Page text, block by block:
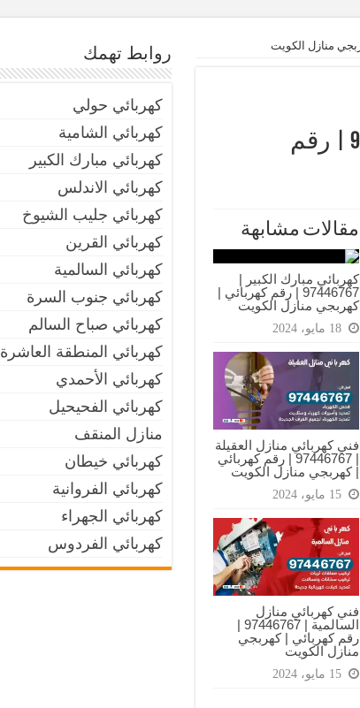
فني كهربائي منازل ميناء الشعيبة | 97446767‬ | رقم
مقالات مشابهة
كهربائي مبارك الكبير |
97446767‬ | رقم كهربائي |
كهربجي منازل الكويت
18 مايو، 2024
فني كهربائي منازل العقيلة
| 97446767‬ | رقم كهربائي
| كهربجي منازل الكويت
15 مايو، 2024
فني كهربائي منازل
السالمية | 97446767‬ |
رقم كهربائي | كهربجي
منازل الكويت
15 مايو، 2024
روابط تهمك
كهربائي حولي
كهربائي الشامية
كهربائي مبارك الكبير
كهربائي الاندلس
كهربائي جليب الشيوخ
كهربائي القرين
كهربائي السالمية
كهربائي جنوب السرة
كهربائي صباح السالم
كهربائي المنطقة العاشرة
كهربائي الأحمدي
كهربائي الفحيحيل
منازل المنقف
كهربائي خيطان
كهربائي الفروانية
كهربائي الجهراء
كهربائي الفردوس